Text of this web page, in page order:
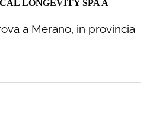
LONGEVITY SPA A
a Merano, in provincia